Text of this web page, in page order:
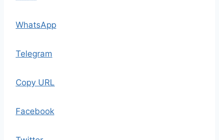
WhatsApp
Telegram
Copy URL
Facebook